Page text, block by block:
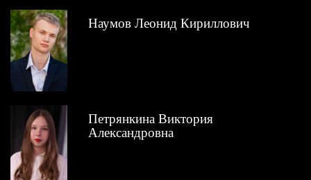
Наумов Леонид Кириллович
Петрянкина Виктория
Александровна